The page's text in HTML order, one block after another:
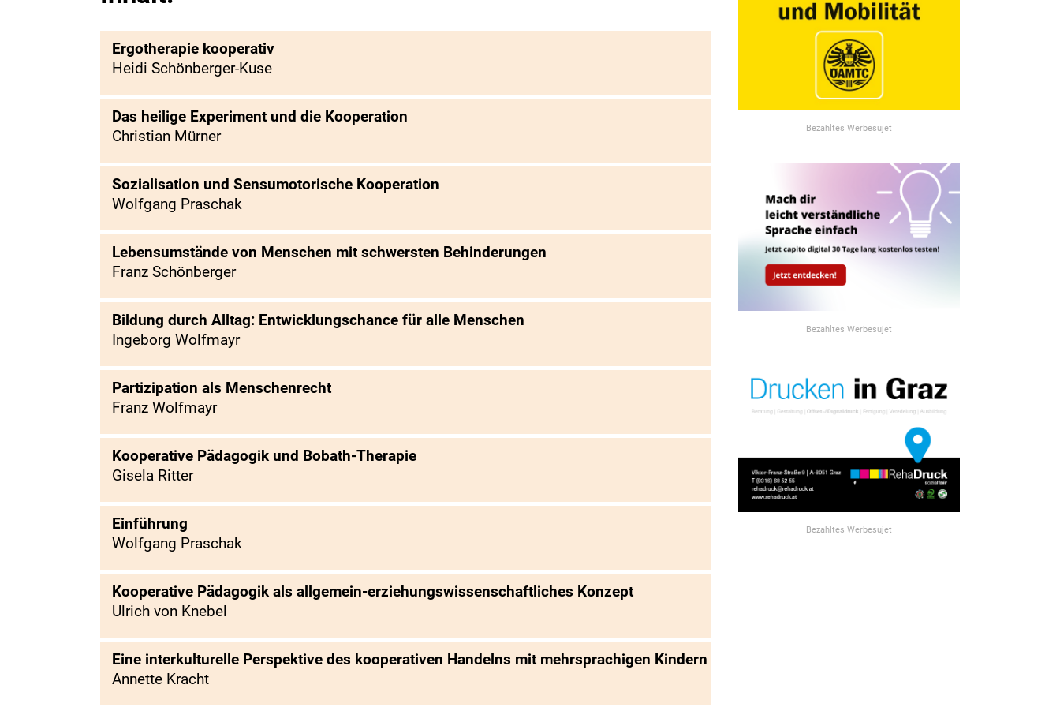
Ergotherapie kooperativ
Heidi Schönberger-Kuse
Das heilige Experiment und die Kooperation
Christian Mürner
Sozialisation und Sensumotorische Kooperation
Wolfgang Praschak
Lebensumstände von Menschen mit schwersten Behinderungen
Franz Schönberger
Bildung durch Alltag: Entwicklungschance für alle Menschen
Ingeborg Wolfmayr
Partizipation als Menschenrecht
Franz Wolfmayr
Kooperative Pädagogik und Bobath-Therapie
Gisela Ritter
Einführung
Wolfgang Praschak
Kooperative Pädagogik als allgemein-erziehungswissenschaftliches Konzept
Ulrich von Knebel
Eine interkulturelle Perspektive des kooperativen Handelns mit mehrsprachigen Kindern
Annette Kracht
Bezahltes Werbesujet
Bezahltes Werbesujet
Bezahltes Werbesujet